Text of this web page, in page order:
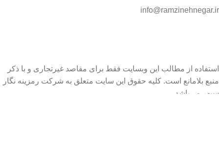
info@ramzinehnegar.ir
استفاده از مطالب این وبسایت فقط برای مقاصد غیرتجاری و با ذکر
منبع بلامانع است. کلیه حقوق این سایت متعلق به شرکت رمزینه نگار
سپهر می‌باشد.